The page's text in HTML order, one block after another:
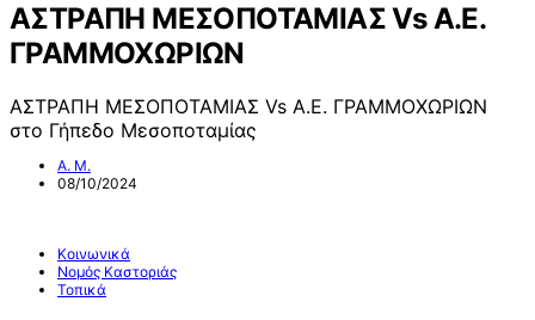
ΑΣΤΡΑΠΗ ΜΕΣΟΠΟΤΑΜΙΑΣ Vs Α.Ε.
ΓΡΑΜΜΟΧΩΡΙΩΝ
ΑΣΤΡΑΠΗ ΜΕΣΟΠΟΤΑΜΙΑΣ Vs Α.Ε. ΓΡΑΜΜΟΧΩΡΙΩΝ
στο Γήπεδο Μεσοποταμίας
Α. Μ.
08/10/2024
Κοινωνικά
Νομός Καστοριάς
Τοπικά